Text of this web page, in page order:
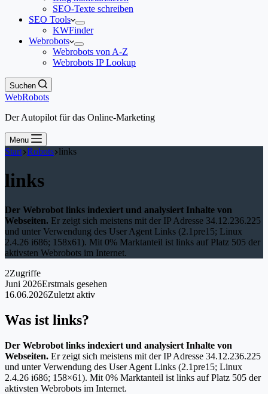
SEO-Texte schreiben
SEO Tools
KWFinder
Webrobots
Webrobots von A-Z
Webrobots IP Lookup
Suchen
WebRobots
Der Autopilot für das Online-Marketing
Menu
Start Robots links
links
Der Webrobot links indexiert und analysiert Inhalte von
Webseiten. Er zeigt sich meistens mit der IP Adresse 34.12.236.225
und unter Verwendung des User Agent Links (2.1pre15; Linux
2.4.26 i686; 158x61). Mit 0% Marktanteil ist links auf Platz 505 der
aktivsten Webrobots im Internet.
2Zugriffe
Juni 2026Erstmals gesehen
16.06.2026Zuletzt aktiv
Was ist links?
Der Webrobot links indexiert und analysiert Inhalte von
Webseiten. Er zeigt sich meistens mit der IP Adresse 34.12.236.225
und unter Verwendung des User Agent Links (2.1pre15; Linux
2.4.26 i686; 158×61). Mit 0% Marktanteil ist links auf Platz 505 der
aktivsten Webrobots im Internet.